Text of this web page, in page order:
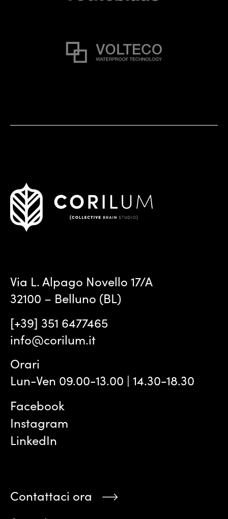
Via L. Alpago Novello 17/A
32100 – Belluno (BL)
[+39] 351 6477465
info@corilum.it
Orari
Lun-Ven 09.00-13.00 | 14.30-18.30
Facebook
Instagram
LinkedIn
Contattaci ora